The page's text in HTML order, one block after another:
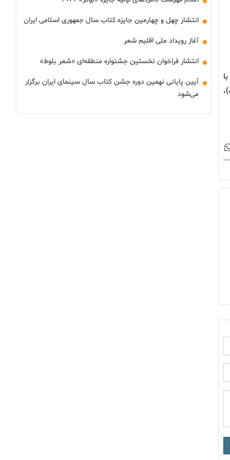
انتشار چهل و چهارمین جایزه کتاب سال جمهوری اسلامی ایران
آغاز رویداد ملی اقلیم شعر
انتشار فراخوان نخستین جشنواره منطقه‌ای «شعر بلوط»
آیین پایانی نهمین دوره جشن کتاب سال سینمای ایران برگزار
می‌شود